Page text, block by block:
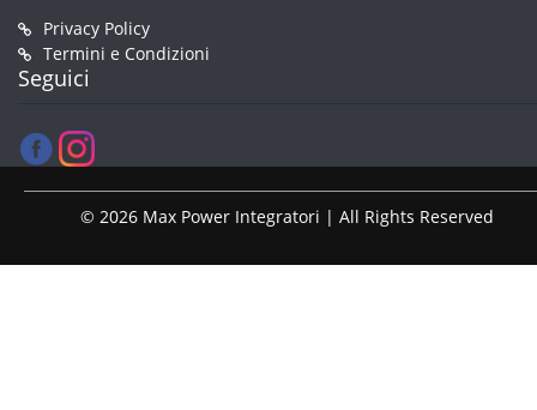
Privacy Policy
Termini e Condizioni
Seguici
© 2026 Max Power Integratori | All Rights Reserved